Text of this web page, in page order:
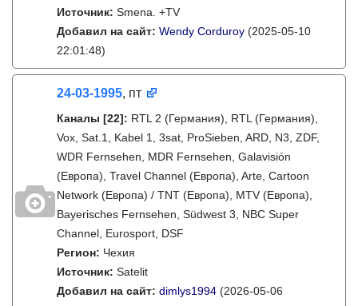
Источник: Smena. +TV
Добавил на сайт: Wendy Corduroy (2025-05-10
22:01:48)
24-03-1995, пт
Каналы [22]: RTL 2 (Германия), RTL (Германия),
Vox, Sat.1, Kabel 1, 3sat, ProSieben, ARD, N3, ZDF,
WDR Fernsehen, MDR Fernsehen, Galavisión
(Европа), Travel Channel (Европа), Arte, Cartoon
Network (Европа) / TNT (Европа), MTV (Европа),
Bayerisches Fernsehen, Südwest 3, NBC Super
Channel, Eurosport, DSF
Регион: Чехия
Источник: Satelit
Добавил на сайт: dimlys1994 (2026-05-06